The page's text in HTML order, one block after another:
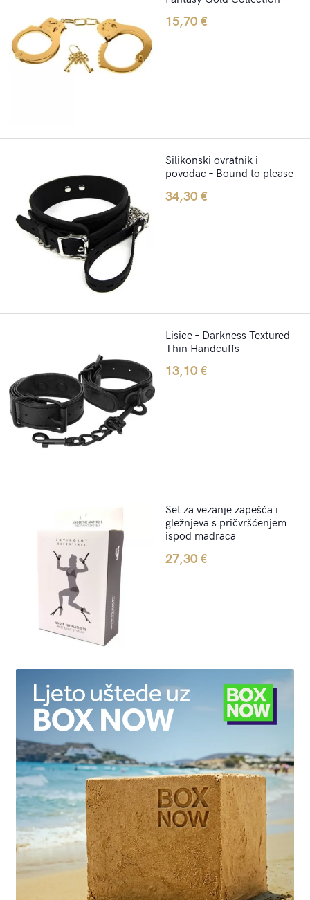
15,70€
Silikonski ovratnik i
povodac – Bound to please
34,30€
Lisice – Darkness Textured
Thin Handcuffs
13,10€
Set za vezanje zapešća i
gležnjeva s pričvršćenjem
ispod madraca
27,30€